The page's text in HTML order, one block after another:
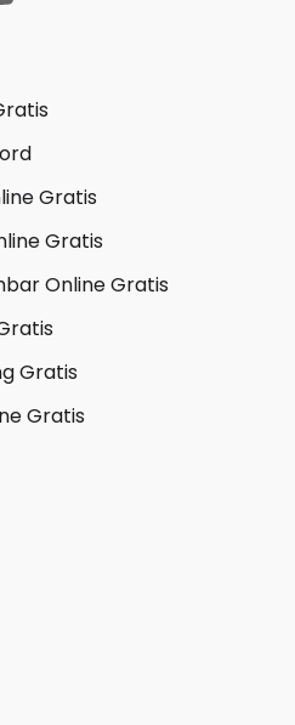
Gratis
Gratis
Online Gratis
Gratis
Gratis